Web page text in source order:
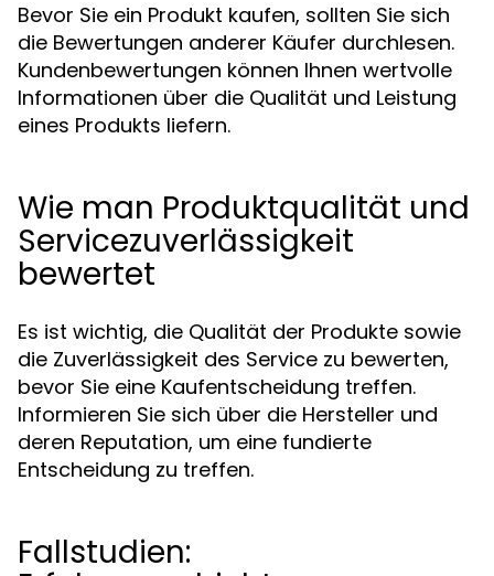
Bevor Sie ein Produkt kaufen, sollten Sie sich
die Bewertungen anderer Käufer durchlesen.
Kundenbewertungen können Ihnen wertvolle
Informationen über die Qualität und Leistung
eines Produkts liefern.
Wie man Produktqualität und
Servicezuverlässigkeit
bewertet
Es ist wichtig, die Qualität der Produkte sowie
die Zuverlässigkeit des Service zu bewerten,
bevor Sie eine Kaufentscheidung treffen.
Informieren Sie sich über die Hersteller und
deren Reputation, um eine fundierte
Entscheidung zu treffen.
Fallstudien: